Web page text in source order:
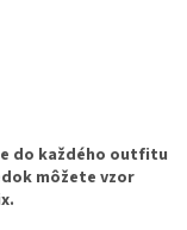
do každého outfitu
môžete vzor